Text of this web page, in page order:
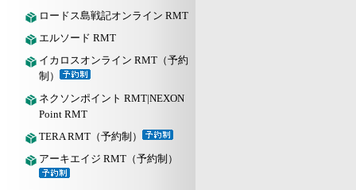
ロードス島戦記オンライン RMT
エルソード RMT
イカロスオンライン RMT（予約
制）
ネクソンポイント RMT|NEXON
Point RMT
TERA RMT（予約制）
アーキエイジ RMT（予約制）